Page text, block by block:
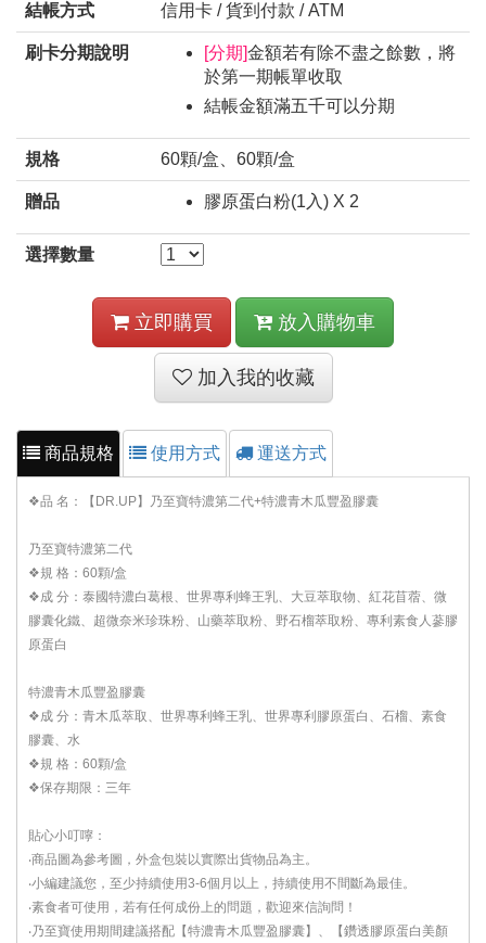
結帳方式 信用卡 / 貨到付款 / ATM
刷卡分期說明 [分期] 金額若有除不盡之餘數，將
於第一期帳單收取
結帳金額滿五千可以分期
規格 60顆/盒、60顆/盒
贈品 膠原蛋白粉(1入) X 2
選擇數量
立即購買 放入購物車
加入我的收藏
商品規格 使用方式 運送方式
❖品 名：【DR.UP】乃至寶特濃第二代+特濃青木瓜豐盈膠囊
乃至寶特濃第二代
❖規 格：60顆/盒
❖成 分：泰國特濃白葛根、世界專利蜂王乳、大豆萃取物、紅花苜蓿、微
膠囊化鐵、超微奈米珍珠粉、山藥萃取粉、野石榴萃取粉、專利素食人蔘膠
原蛋白
特濃青木瓜豐盈膠囊
❖成 分：青木瓜萃取、世界專利蜂王乳、世界專利膠原蛋白、石榴、素食
膠囊、水
❖規 格：60顆/盒
❖保存期限：三年
貼心小叮嚀：
‧商品圖為參考圖，外盒包裝以實際出貨物品為主。
‧小編建議您，至少持續使用3-6個月以上，持續使用不間斷為最佳。
‧素食者可使用，若有任何成份上的問題，歡迎來信詢問！
‧乃至寶使用期間建議搭配【特濃青木瓜豐盈膠囊】、【鑽透膠原蛋白美顏